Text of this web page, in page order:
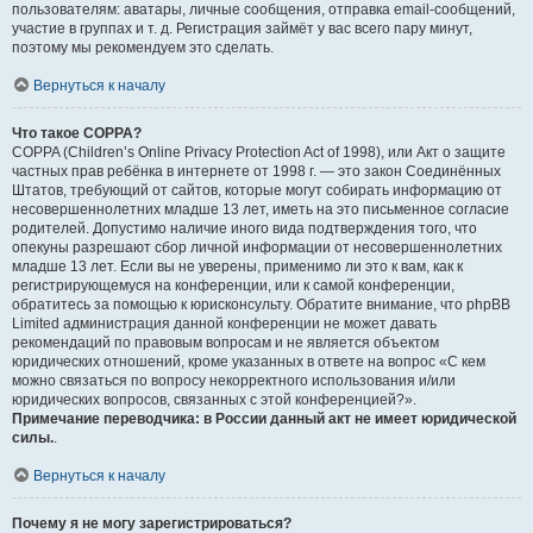
пользователям: аватары, личные сообщения, отправка email-сообщений,
участие в группах и т. д. Регистрация займёт у вас всего пару минут,
поэтому мы рекомендуем это сделать.
Вернуться к началу
Что такое COPPA?
COPPA (Children’s Online Privacy Protection Act of 1998), или Акт о защите
частных прав ребёнка в интернете от 1998 г. — это закон Соединённых
Штатов, требующий от сайтов, которые могут собирать информацию от
несовершеннолетних младше 13 лет, иметь на это письменное согласие
родителей. Допустимо наличие иного вида подтверждения того, что
опекуны разрешают сбор личной информации от несовершеннолетних
младше 13 лет. Если вы не уверены, применимо ли это к вам, как к
регистрирующемуся на конференции, или к самой конференции,
обратитесь за помощью к юрисконсульту. Обратите внимание, что phpBB
Limited администрация данной конференции не может давать
рекомендаций по правовым вопросам и не является объектом
юридических отношений, кроме указанных в ответе на вопрос «С кем
можно связаться по вопросу некорректного использования и/или
юридических вопросов, связанных с этой конференцией?».
Примечание переводчика: в России данный акт не имеет юридической
силы..
Вернуться к началу
Почему я не могу зарегистрироваться?